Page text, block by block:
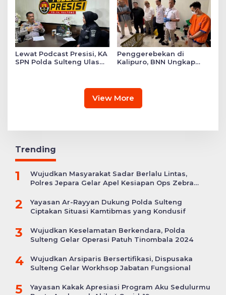
Lewat Podcast Presisi, KA
SPN Polda Sulteng Ulas
Penggerebekan di
Kalipuro, BNN Ungkap
Diamankan
View More
Trending
1
Wujudkan Masyarakat Sadar Berlalu Lintas,
Polres Jepara Gelar Apel Kesiapan Ops Zebra
2
Yayasan Ar-Rayyan Dukung Polda Sulteng
Ciptakan Situasi Kamtibmas yang Kondusif
3
Wujudkan Keselamatan Berkendara, Polda
Sulteng Gelar Operasi Patuh Tinombala 2024
4
Wujudkan Arsiparis Bersertifikasi, Dispusaka
Sulteng Gelar Workhsop Jabatan Fungsional
5
Yayasan Kakak Apresiasi Program Aku Sedulurmu